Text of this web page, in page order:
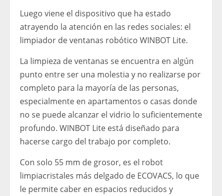
Luego viene el dispositivo que ha estado
atrayendo la atención en las redes sociales: el
limpiador de ventanas robótico WINBOT Lite.
La limpieza de ventanas se encuentra en algún
punto entre ser una molestia y no realizarse por
completo para la mayoría de las personas,
especialmente en apartamentos o casas donde
no se puede alcanzar el vidrio lo suficientemente
profundo. WINBOT Lite está diseñado para
hacerse cargo del trabajo por completo.
Con solo 55 mm de grosor, es el robot
limpiacristales más delgado de ECOVACS, lo que
le permite caber en espacios reducidos y